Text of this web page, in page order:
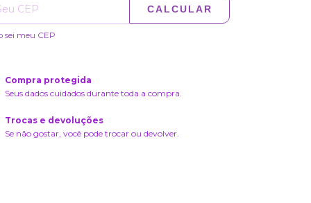
CALCULAR
sei meu CEP
Compra protegida
Seus dados cuidados durante toda a compra.
Trocas e devoluções
Se não gostar, você pode trocar ou devolver.